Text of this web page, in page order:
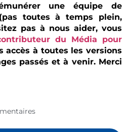
une équipe de
toutes à temps plein,
pas à nous aider, vous
du Média pour
accès à toutes les versions
passés et à venir. Merci